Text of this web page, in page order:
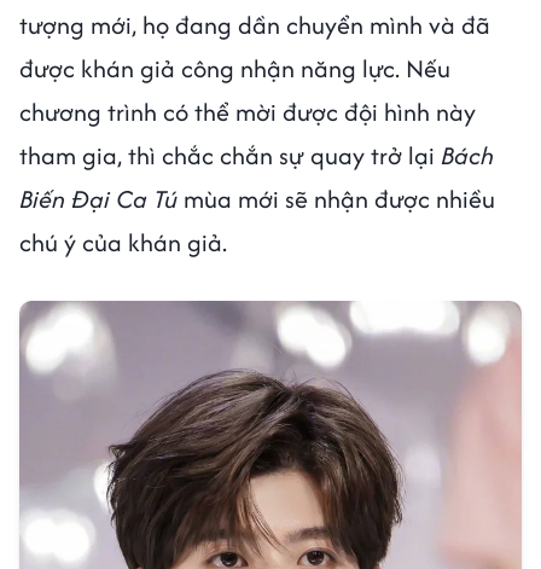
tượng mới, họ đang dần chuyển mình và đã
được khán giả công nhận năng lực. Nếu
chương trình có thể mời được đội hình này
tham gia, thì chắc chắn sự quay trở lại Bách
Biến Đại Ca Tú mùa mới sẽ nhận được nhiều
chú ý của khán giả.